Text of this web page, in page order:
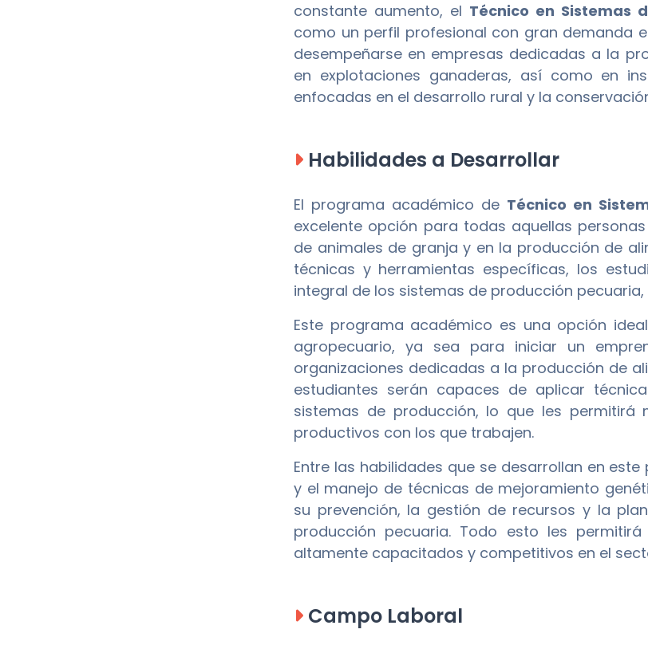
constante aumento, el Técnico en Sistemas
como un perfil profesional con gran demanda
desempeñarse en empresas dedicadas a la
en explotaciones ganaderas, así como en
enfocadas en el desarrollo rural y la
Habilidades a Desarrollar
El programa académico de Técnico en
excelente opción para todas aquellas
de animales de granja y en la producción de
técnicas y herramientas específicas, los
integral de los sistemas de producción
Este programa académico es una opción
agropecuario, ya sea para iniciar un
organizaciones dedicadas a la producción de
estudiantes serán capaces de aplicar
sistemas de producción, lo que les
productivos con los que trabajen.
Entre las habilidades que se desarrollan en
y el manejo de técnicas de mejoramiento
su prevención, la gestión de recursos y la
producción pecuaria. Todo esto les
altamente capacitados y competitivos en el
Campo Laboral